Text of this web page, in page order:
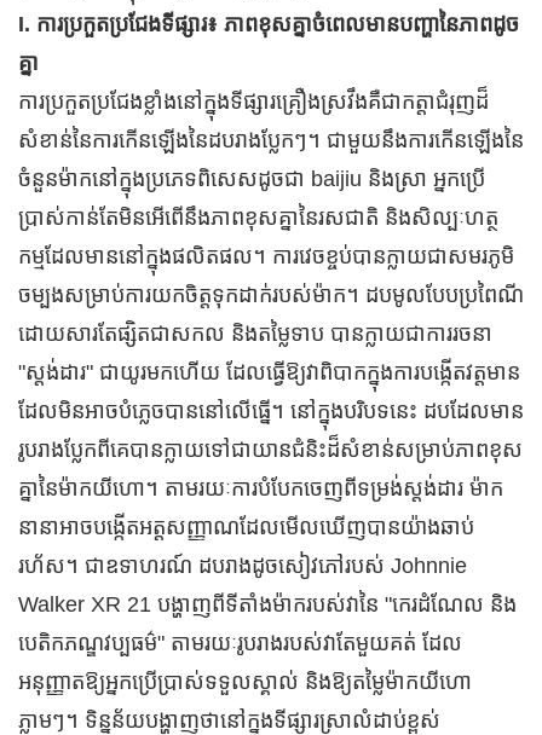
I. ការប្រកួតប្រជែងទីផ្សារ៖ ភាពខុសគ្នាចំពេលមានបញ្ហានៃភាពដូច
គ្នា
ការប្រកួតប្រជែងខ្លាំងនៅក្នុងទីផ្សារគ្រឿងស្រវឹងគឺជាកត្តាជំរុញដ៏
សំខាន់នៃការកើនឡើងនៃដបរាងប្លែកៗ។ ជាមួយនឹងការកើនឡើងនៃ
ចំនួនម៉ាកនៅក្នុងប្រភេទពិសេសដូចជា baijiu និងស្រា អ្នកប្រើ
ប្រាស់កាន់តែមិនអើពើនឹងភាពខុសគ្នានៃរសជាតិ និងសិល្បៈហត្ថ
កម្មដែលមាននៅក្នុងផលិតផល។ ការវេចខ្ចប់បានក្លាយជាសមរភូមិ
ចម្បងសម្រាប់ការយកចិត្តទុកដាក់របស់ម៉ាក។ ដបមូលបែបប្រពៃណី
ដោយសារតែផ្សិតជាសកល និងតម្លៃទាប បានក្លាយជាការរចនា
"ស្តង់ដារ" ជាយូរមកហើយ ដែលធ្វើឱ្យវាពិបាកក្នុងការបង្កើតវត្តមាន
ដែលមិនអាចបំភ្លេចបាននៅលើធ្នើ។ នៅក្នុងបរិបទនេះ ដបដែលមាន
រូបរាងប្លែកពីគេបានក្លាយទៅជាយានជំនិះដ៏សំខាន់សម្រាប់ភាពខុស
គ្នានៃម៉ាកយីហោ។ តាមរយៈការបំបែកចេញពីទម្រង់ស្តង់ដារ ម៉ាក
នានាអាចបង្កើតអត្តសញ្ញាណដែលមើលឃើញបានយ៉ាងឆាប់
រហ័ស។ ជាឧទាហរណ៍ ដបរាងដូចសៀវភៅរបស់ Johnnie
Walker XR 21 បង្ហាញពីទីតាំងម៉ាករបស់វានៃ "កេរដំណែល និង
បេតិកភណ្ឌវប្បធម៌" តាមរយៈរូបរាងរបស់វាតែមួយគត់ ដែល
អនុញ្ញាតឱ្យអ្នកប្រើប្រាស់ទទួលស្គាល់ និងឱ្យតម្លៃម៉ាកយីហោ
ភ្លាមៗ។ ទិន្នន័យបង្ហាញថានៅក្នុងទីផ្សារស្រាលំដាប់ខ្ពស់